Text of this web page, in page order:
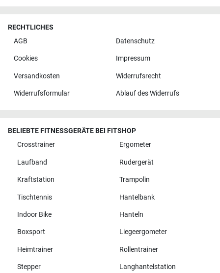
RECHTLICHES
AGB
Datenschutz
Cookies Impressum
Versandkosten Widerrufsrecht
Widerrufsformular Ablauf des Widerrufs
BELIEBTE FITNESSGERÄTE BEI FITSHOP
Crosstrainer
Ergometer
Laufband Rudergerät
Kraftstation Trampolin
Tischtennis Hantelbank
Indoor Bike Hanteln
Boxsport Liegeergometer
Heimtrainer Rollentrainer
Stepper Langhantelstation